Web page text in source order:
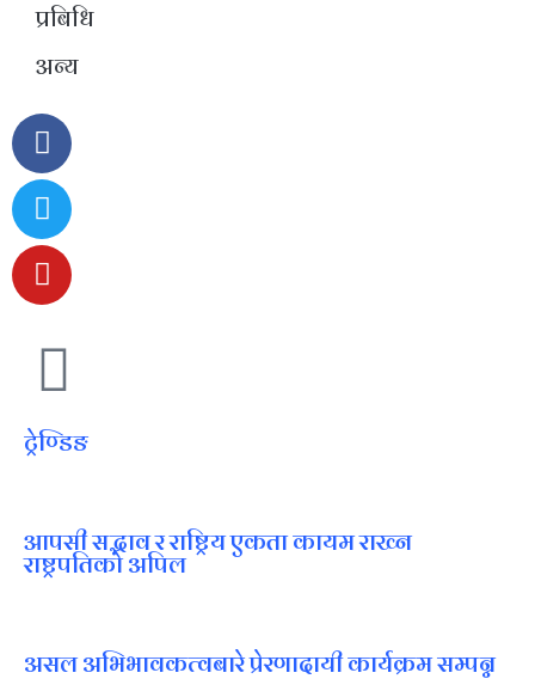
प्रबिधि
अन्य
ट्रेण्डिङ
आपसी सद्भाव र राष्ट्रिय एकता कायम राख्न
राष्ट्रपतिको अपिल
असल अभिभावकत्वबारे प्रेरणादायी कार्यक्रम सम्पन्न